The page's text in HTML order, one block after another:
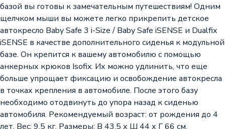
базой вы готовы к замечательным путешествиям! Одним
щелчком мыши вы можете легко прикрепить детское
автокресло Baby Safe 3 i-Size / Baby Safe iSENSE и Dualfix
iSENSE в качестве дополнительного сиденья к модульной
базе. Он крепится к вашему автомобилю с помощью
анкерных крюков Isofix. Их можно удлинить, что еще
больше упрощает фиксацию и освобождение автокресла
в точках крепления в автомобиле. После этого базу
необходимо отодвинуть до упора назад к сиденью
автомобиля. Рекомендуемый возраст: от рождения до 4
лет. Вес: 9,5 кг. Размеры: В 43,5 х Ш 44 х Г 66 см.